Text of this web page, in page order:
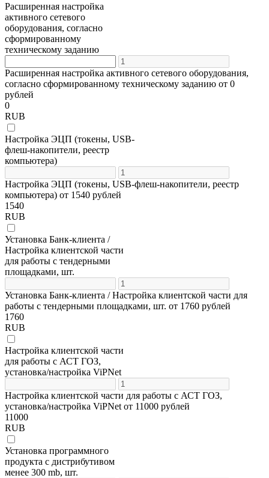
Расширенная настройка
активного сетевого
оборудования, согласно
сформированному
техническому заданию
Расширенная настройка активного сетевого оборудования,
согласно сформированному техническому заданию от 0
рублей
0
RUB
Настройка ЭЦП (токены, USB-
флеш-накопители, реестр
компьютера)
Настройка ЭЦП (токены, USB-флеш-накопители, реестр
компьютера) от 1540 рублей
1540
RUB
Установка Банк-клиента /
Настройка клиентской части
для работы с тендерными
площадками, шт.
Установка Банк-клиента / Настройка клиентской части для
работы с тендерными площадками, шт. от 1760 рублей
1760
RUB
Настройка клиентской части
для работы с АСТ ГОЗ,
установка/настройка ViPNet
Настройка клиентской части для работы с АСТ ГОЗ,
установка/настройка ViPNet от 11000 рублей
11000
RUB
Установка программного
продукта с дистрибутивом
менее 300 mb, шт.